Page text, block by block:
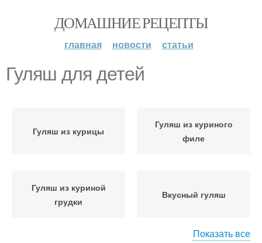
ДОМАШНИЕ РЕЦЕПТЫ
главная новости статьи
Гуляш для детей
Гуляш из курицы
Гуляш из куриного
филе
Гуляш из куриной
грудки
Вкусный гуляш
Показать все